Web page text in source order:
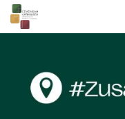
Zum Inhalt springen